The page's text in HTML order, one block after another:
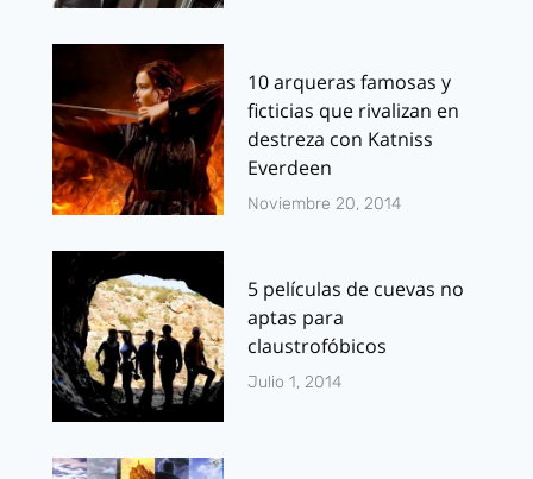
10 arqueras famosas y
ficticias que rivalizan en
destreza con Katniss
Everdeen
Noviembre 20, 2014
5 películas de cuevas no
aptas para
claustrofóbicos
Julio 1, 2014